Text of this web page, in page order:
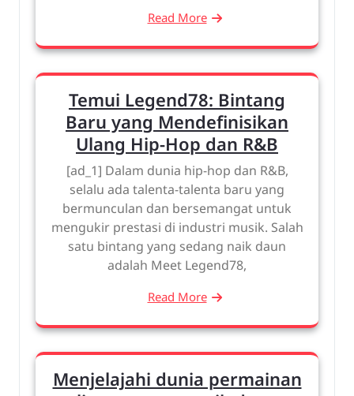
Read More
Temui Legend78: Bintang
Baru yang Mendefinisikan
Ulang Hip-Hop dan R&B
[ad_1] Dalam dunia hip-hop dan R&B,
selalu ada talenta-talenta baru yang
bermunculan dan bersemangat untuk
mengukir prestasi di industri musik. Salah
satu bintang yang sedang naik daun
adalah Meet Legend78,
Read More
Menjelajahi dunia permainan